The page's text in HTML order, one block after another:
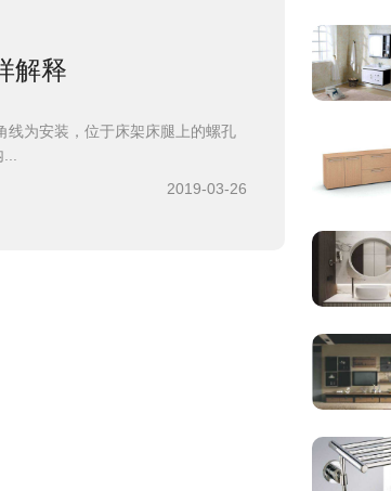
解释
线为安装，位于床架床腿上的螺孔
2019-03-26